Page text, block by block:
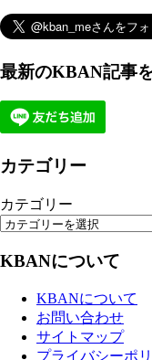
最新のKBAN記事
カテゴリー
カテゴリー
KBANについて
KBANについて
お問い合わせ
サイトマップ
プライバシーポ